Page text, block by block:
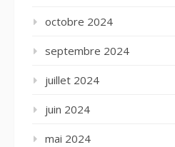
octobre 2024
septembre 2024
juillet 2024
juin 2024
mai 2024